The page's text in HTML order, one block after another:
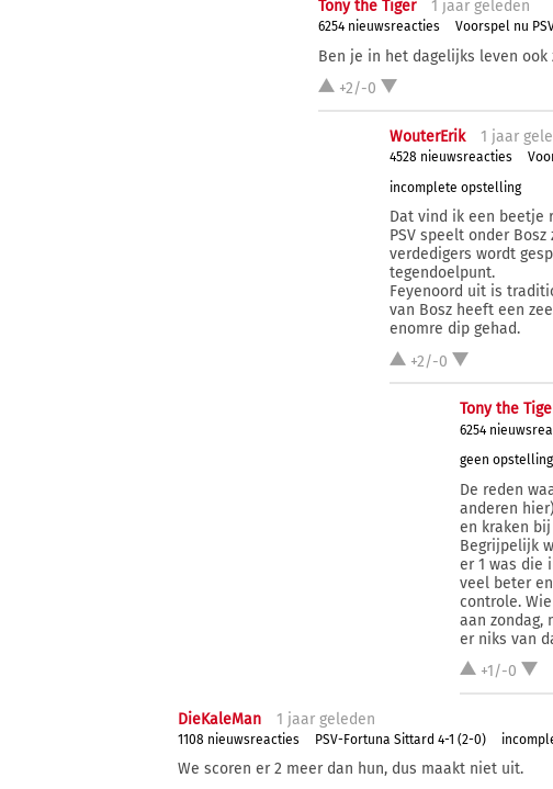
Tony the Tiger 1 jaar geleden
6254 nieuwsreacties Voorspel nu
Ben je in het dagelijks leven ook
+2/-0
WouterErik 1 jaar
4528 nieuwsreacties
incomplete opstelling
Dat vind ik een beetje
PSV speelt onder
verdedigers wordt
tegendoelpunt.
Feyenoord uit is
van Bosz heeft een
enomre dip gehad.
+2/-0
Tony the
6254
geen opstelling
De reden
anderen
en kraken
Begrijpelijk
er 1 was die
veel beter
controle.
aan zondag,
er niks van
+1/-0
DieKaleMan 1 jaar geleden
1108 nieuwsreacties PSV-Fortuna Sittard 4-1 (2-0)
We scoren er 2 meer dan hun, dus maakt niet uit.